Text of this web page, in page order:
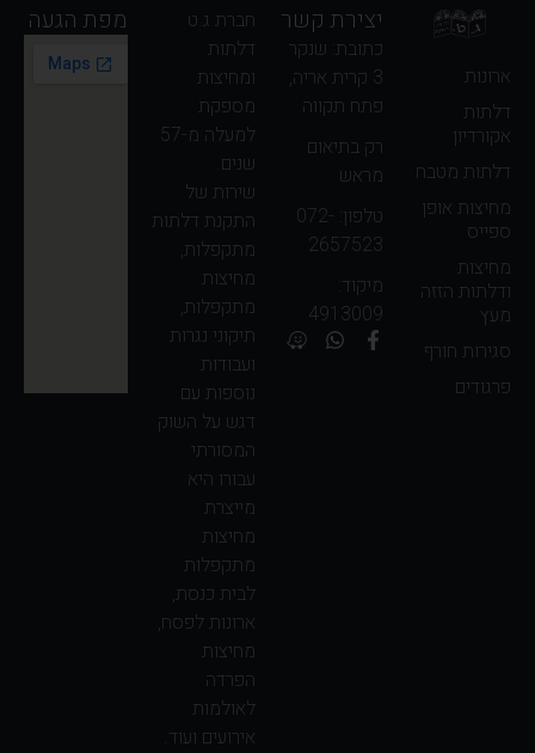
ארונות
דלתות
אקורדיון
דלתות מטבח
מחיצות אופן
ספייס
מחיצות
ודלתות הזזה
מעץ
סגירות חורף
פרגודים
יצירת קשר
כתובת: שנקר
3 קרית אריה,
פתח תקווה
רק בתיאום
מראש
טלפון: 072-
2657523
מיקוד:
4913009
מפת הגעה
חברת ג.ט
דלתות
ומחיצות
מספקת
למעלה מ-57
שנים.
שירות של
התקנת דלתות
מתקפלות,
מחיצות
מתקפלות,
תיקוני נגרות
ועבודות
נוספות עם
דגש על השוק
המסורתי
עבורו היא
מייצרת
מחיצות
מתקפלות
לבית כנסת,
ארונות לפסח,
מחיצות
הפרדה
לאולמות
אירועים ועוד.